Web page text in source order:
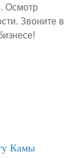
Осмотр
Звоните в
Камы